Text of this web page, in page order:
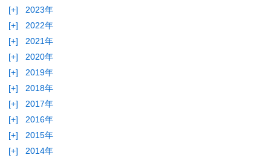
[+]
2023年
[+]
2022年
[+]
2021年
[+]
2020年
[+]
2019年
[+]
2018年
[+]
2017年
[+]
2016年
[+]
2015年
[+]
2014年